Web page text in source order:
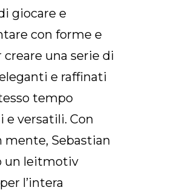
giocare e
con forme e
creare una serie di
e raffinati
tempo
e versatili. Con
mente, Sebastian
un leitmotiv
l’intera